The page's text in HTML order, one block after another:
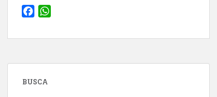
c
b
o
a
s
BUSCA